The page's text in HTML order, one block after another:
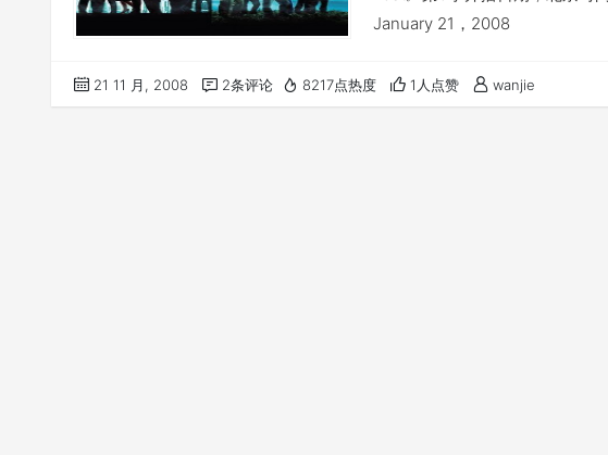
January 21，2008
21 11 月, 2008 2条评论 8217点热度 1人点赞 wanjie